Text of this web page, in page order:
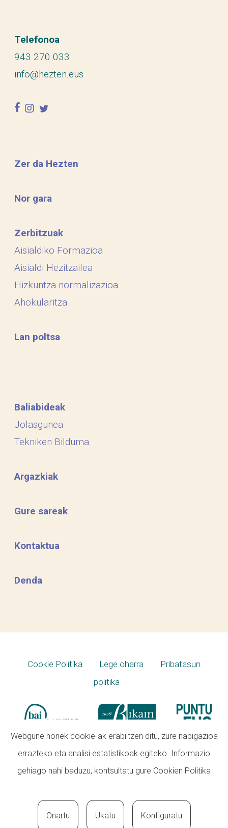
Telefonoa
943 270 033
info@hezten.eus
facebook
instagram
twitter
Zer da Hezten
Nor gara
Zerbitzuak
Aisialdiko Formazioa
Aisialdi Hezitzailea
Hizkuntza normalizazioa
Ahokularitza
Lan poltsa
Baliabideak
Jolasgunea
Tekniken Bilduma
Argazkiak
Gure sareak
Kontaktua
Denda
Cookie Politika Lege oharra
Pribatasun
politika
Webgune honek cookie-ak erabiltzen ditu, zure nabigazioa
errazteko eta analisi estatistikoak egiteko. Informazio
gehiago nahi baduzu, kontsultatu gure Cookien Politika
Onartu Ukatu Konfiguratu